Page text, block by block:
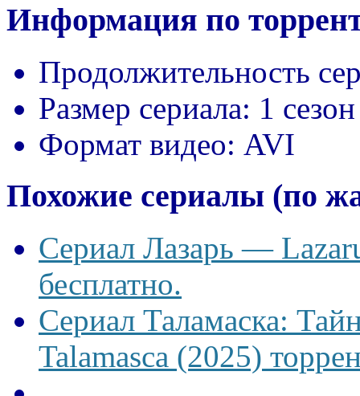
Информация по
Продолжительность
Размер сериала: 1
Формат видео: AVI
Похожие сериалы (по
Сериал Лазарь —
бесплатно.
Сериал Таламаска:
Talamasca (2025)